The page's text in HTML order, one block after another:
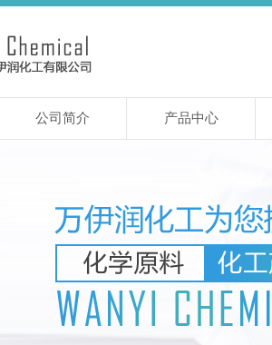
公司简介 产品中心